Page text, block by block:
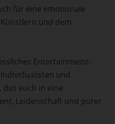
für eine emotionale
und dem
Entertainmeint-
und
das euch in eine
Leidenschaft und purer